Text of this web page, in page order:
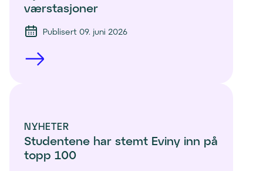
værstasjoner
Publisert 09. juni 2026
NYHETER
Studentene har stemt Eviny inn på
topp 100